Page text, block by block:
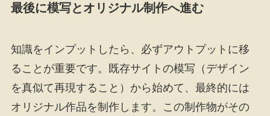
最後に模写とオリジナル制作へ進む
知識をインプットしたら、必ずアウトプットに移
ることが重要です。既存サイトの模写（デザイン
を真似て再現すること）から始めて、最終的には
オリジナル作品を制作します。この制作物がその